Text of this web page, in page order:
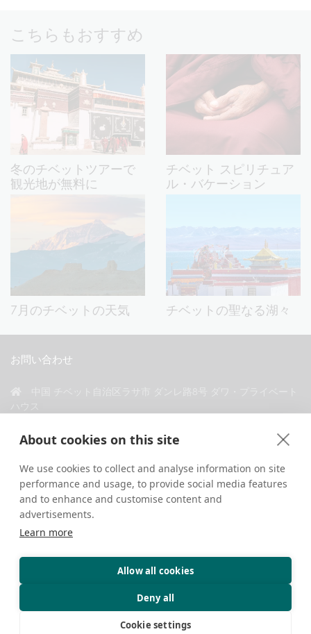
About cookies on this site
We use cookies to collect and analyse information on site
performance and usage, to provide social media features
and to enhance and customise content and
advertisements.
Learn more
Allow all cookies
Deny all
Cookie settings
こちらもおすすめ
冬のチベットツアーで
観光地が無料に
チベット スピリチュア
ル・バケーション
7月のチベットの天気 チベットの聖なる湖々
お問い合わせ
私たちとつながる
プライバシーポリシー